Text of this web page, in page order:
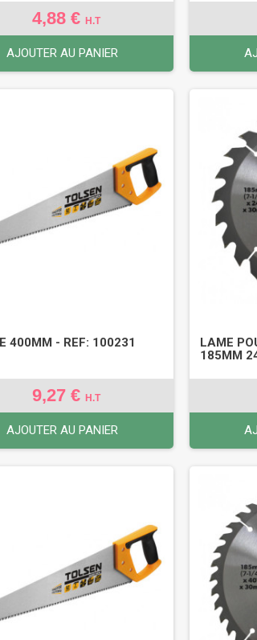
4,88 € H.T
AJOUTER AU PANIER
400MM - REF: 100231
9,27 € H.T
AJOUTER AU PANIER
LAME
185MM